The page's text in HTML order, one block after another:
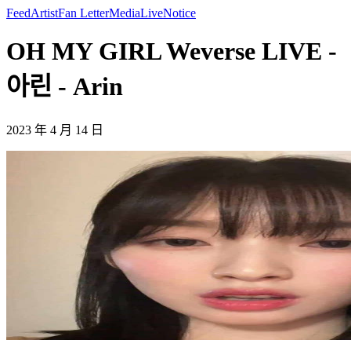
FeedArtistFan LetterMediaLiveNotice
OH MY GIRL Weverse LIVE -
아린 - Arin
2023 年 4 月 14 日